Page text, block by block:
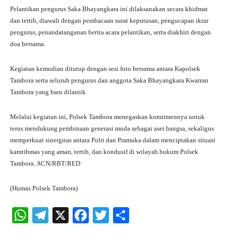
Pelantikan pengurus Saka Bhayangkara ini dilaksanakan secara khidmat
dan tertib, diawali dengan pembacaan surat keputusan, pengucapan ikrar
pengurus, penandatanganan berita acara pelantikan, serta diakhiri dengan
doa bersama.
Kegiatan kemudian ditutup dengan sesi foto bersama antara Kapolsek
Tambora serta seluruh pengurus dan anggota Saka Bhayangkara Kwarran
Tambora yang baru dilantik.
Melalui kegiatan ini, Polsek Tambora menegaskan komitmennya untuk
terus mendukung pembinaan generasi muda sebagai aset bangsa, sekaligus
memperkuat sinergitas antara Polri dan Pramuka dalam menciptakan situasi
kamtibmas yang aman, tertib, dan kondusif di wilayah hukum Polsek
Tambora. ACN/RBT/RED
(Humas Polsek Tambora)
W
Te X
Fa
T